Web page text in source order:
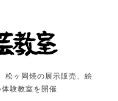
松ヶ岡焼の展示販売、絵
験教室を開催